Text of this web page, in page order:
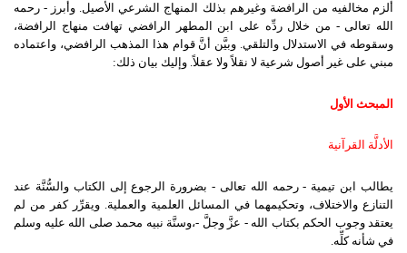
ألزم مخالفيه من الرافضة وغيرهم بذلك المنهاج الشرعي الأصيل. وأبرز - رحمه
الله تعالى - من خلال ردِّه على ابن المطهر الرافضي تهافت منهاج الرافضة،
وسقوطه في الاستدلال والتلقي. وبيَّن أنَّ قوام هذا المذهب الرافضي، واعتماده
مبني على غير أصول شرعية لا نقلاً ولا عقلاً. وإليك بيان ذلك:
المبحث الأول
الأدلَّة القرآنية
يطالب ابن تيمية - رحمه الله تعالى - بضرورة الرجوع إلى الكتاب والسُّنَّة عند
التنازع والاختلاف، وتحكيمهما في المسائل العلمية والعملية. ويقرِّر كفر من لم
يعتقد وجوب الحكم بكتاب الله - عزَّ وجلَّ -،وسنَّة نبيه محمد صلى الله عليه وسلم
في شأنه كلِّه.